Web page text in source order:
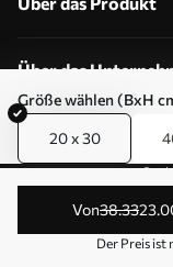
Größe wählen (BxH
20 x 30
von38.3323
Der Preis ist
Über das
© 2011-2026
von KLW